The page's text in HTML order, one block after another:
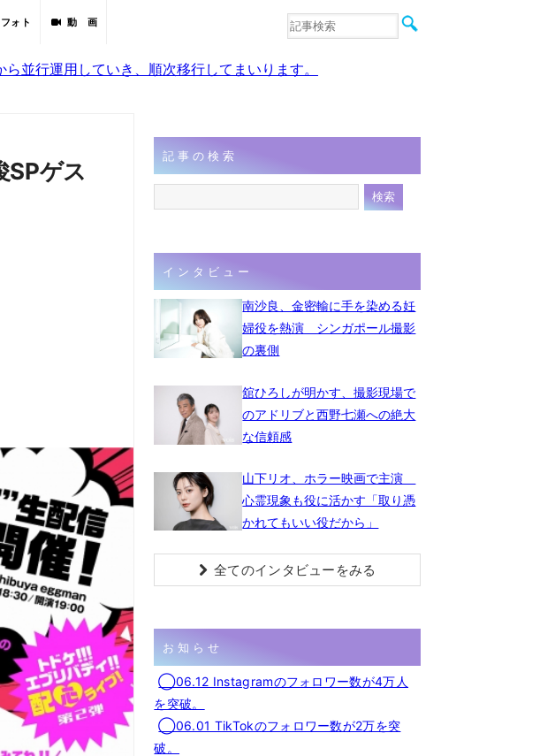
フォト 動 画
音楽
並行運用していき、順次移行してまいります。
SPゲス
記事の検索
インタビュー
南沙良、金密輸に手を染める妊
婦役を熱演 シンガポール撮影
の裏側
舘ひろしが明かす、撮影現場で
のアドリブと西野七瀬への絶大
な信頼感
山下リオ、ホラー映画で主演
心霊現象も役に活かす「取り憑
かれてもいい役だから」
全てのインタビューをみる
お知らせ
◯06.12 Instagramのフォロワー数が4万人
を突破。
◯06.01 TikTokのフォロワー数が2万を突
破。